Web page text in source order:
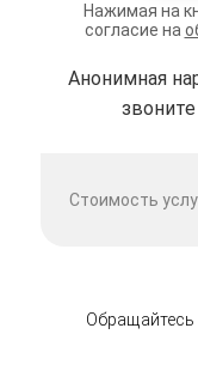
Нажимая на
согласие на
Анонимная
Стоимость